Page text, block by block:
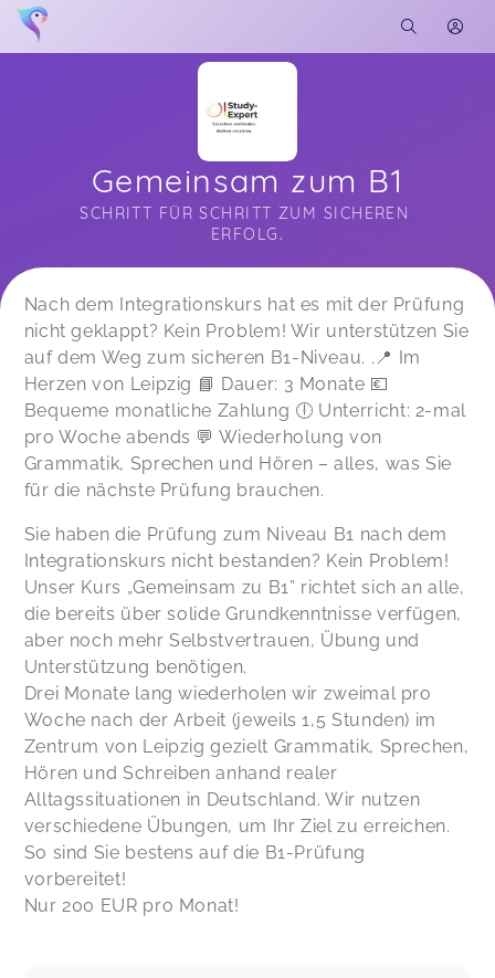
Gemeinsam zum B1
SCHRITT FÜR SCHRITT ZUM SICHEREN
ERFOLG.
Soon you will learn more about me here...
Nach dem Integrationskurs hat es mit der Prüfung
nicht geklappt? Kein Problem! Wir unterstützen Sie
auf dem Weg zum sicheren B1-Niveau. .📍 Im
Herzen von Leipzig 📘 Dauer: 3 Monate 💶
Bequeme monatliche Zahlung 🕕 Unterricht: 2-mal
pro Woche abends 💬 Wiederholung von
Grammatik, Sprechen und Hören – alles, was Sie
für die nächste Prüfung brauchen.
Sie haben die Prüfung zum Niveau B1 nach dem
Integrationskurs nicht bestanden? Kein Problem!
Unser Kurs „Gemeinsam zu B1” richtet sich an alle,
die bereits über solide Grundkenntnisse verfügen,
aber noch mehr Selbstvertrauen, Übung und
Unterstützung benötigen.
Drei Monate lang wiederholen wir zweimal pro
Woche nach der Arbeit (jeweils 1,5 Stunden) im
Zentrum von Leipzig gezielt Grammatik, Sprechen,
Hören und Schreiben anhand realer
Alltagssituationen in Deutschland. Wir nutzen
verschiedene Übungen, um Ihr Ziel zu erreichen.
So sind Sie bestens auf die B1-Prüfung
vorbereitet!
Nur 200 EUR pro Monat!